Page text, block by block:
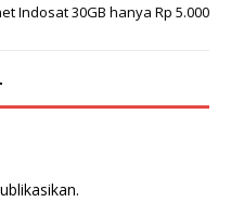
Indosat 30GB hanya Rp 5.000